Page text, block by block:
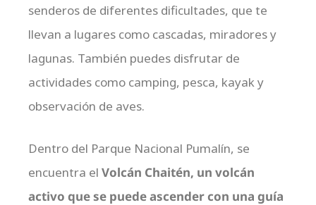
senderos de diferentes dificultades, que te
llevan a lugares como cascadas, miradores y
lagunas. También puedes disfrutar de
actividades como camping, pesca, kayak y
observación de aves.
Dentro del Parque Nacional Pumalín, se
encuentra el Volcán Chaitén, un volcán
activo que se puede ascender con una guía